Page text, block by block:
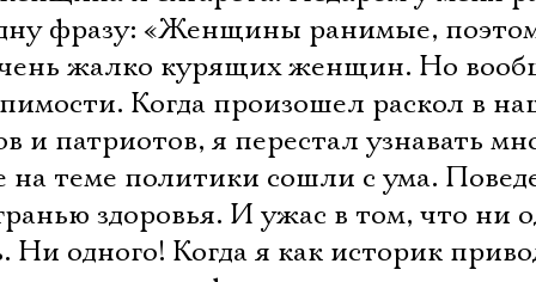
фразу: «Женщины ранимые,
жалко курящих женщин. Но
Когда произошел раскол в
и патриотов, я перестал узнавать
на теме политики сошли с ума.
здоровья. И ужас в том, что ни
Ни одного! Когда я как историк